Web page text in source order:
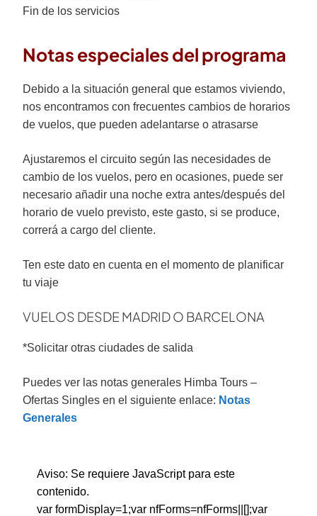
Fin de los servicios
Notas especiales del programa
Debido a la situación general que estamos viviendo,
nos encontramos con frecuentes cambios de horarios
de vuelos, que pueden adelantarse o atrasarse
Ajustaremos el circuito según las necesidades de
cambio de los vuelos, pero en ocasiones, puede ser
necesario añadir una noche extra antes/después del
horario de vuelo previsto, este gasto, si se produce,
correrá a cargo del cliente.
Ten este dato en cuenta en el momento de planificar
tu viaje
VUELOS DESDE MADRID O BARCELONA
*Solicitar otras ciudades de salida
Puedes ver las notas generales Himba Tours –
Ofertas Singles en el siguiente enlace: Notas
Generales
Aviso: Se requiere JavaScript para este
contenido.
var formDisplay=1;var nfForms=nfForms||[];var